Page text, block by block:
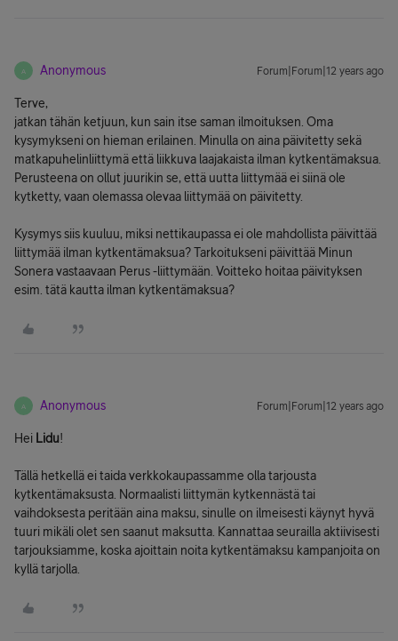
A Anonymous Forum|Forum|12 years ago
Terve,
jatkan tähän ketjuun, kun sain itse saman ilmoituksen. Oma
kysymykseni on hieman erilainen. Minulla on aina päivitetty sekä
matkapuhelinliittymä että liikkuva laajakaista ilman kytkentämaksua.
Perusteena on ollut juurikin se, että uutta liittymää ei siinä ole
kytketty, vaan olemassa olevaa liittymää on päivitetty.
Kysymys siis kuuluu, miksi nettikaupassa ei ole mahdollista päivittää
liittymää ilman kytkentämaksua? Tarkoitukseni päivittää Minun
Sonera vastaavaan Perus -liittymään. Voitteko hoitaa päivityksen
esim. tätä kautta ilman kytkentämaksua?
A Anonymous Forum|Forum|12 years ago
Hei Lidu!
Tällä hetkellä ei taida verkkokaupassamme olla tarjousta
kytkentämaksusta. Normaalisti liittymän kytkennästä tai
vaihdoksesta peritään aina maksu, sinulle on ilmeisesti käynyt hyvä
tuuri mikäli olet sen saanut maksutta. Kannattaa seurailla aktiivisesti
tarjouksiamme, koska ajoittain noita kytkentämaksu kampanjoita on
kyllä tarjolla.